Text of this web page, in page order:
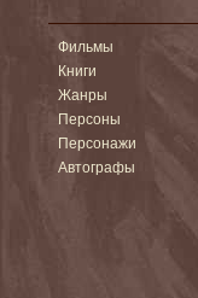
Фильмы
Книги
Жанры
Персоны
Персонажи
Автографы